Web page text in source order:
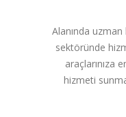
Alanında
sektöründe
araçlarınıza
hizmeti